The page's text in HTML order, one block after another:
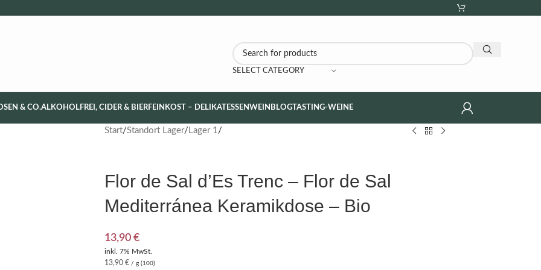
SELECT CATEGORY
& CO.ALKOHOLFREI, CIDER & BIERFEINKOST – DELIKATESSENWEINBLOGTASTING-WEINE
Start Standort Lager Lager 1
Flor de Sal d’Es Trenc – Flor de Sal
Mediterránea Keramikdose – Bio
13,90 €
inkl. 7% MwSt.
13,90 € / g (100)